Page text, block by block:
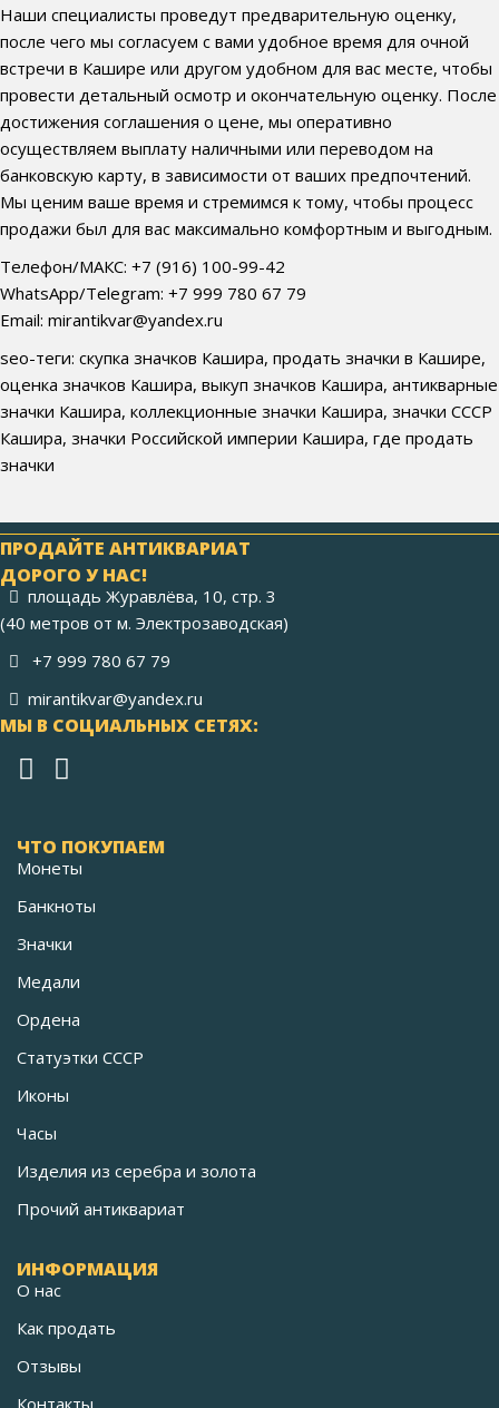
Наши специалисты проведут предварительную оценку,
после чего мы согласуем с вами удобное время для очной
встречи в Кашире или другом удобном для вас месте, чтобы
провести детальный осмотр и окончательную оценку. После
достижения соглашения о цене, мы оперативно
осуществляем выплату наличными или переводом на
банковскую карту, в зависимости от ваших предпочтений.
Мы ценим ваше время и стремимся к тому, чтобы процесс
продажи был для вас максимально комфортным и выгодным.
Телефон/МАКС: +7 (916) 100-99-42
WhatsApp/Telegram: +7 999 780 67 79
Email: mirantikvar@yandex.ru
seo-теги: скупка значков Кашира, продать значки в Кашире,
оценка значков Кашира, выкуп значков Кашира, антикварные
значки Кашира, коллекционные значки Кашира, значки СССР
Кашира, значки Российской империи Кашира, где продать
значки
ПРОДАЙТЕ АНТИКВАРИАТ
ДОРОГО У НАС!
площадь Журавлёва, 10, стр. 3
(40 метров от м. Электрозаводская)
+7 999 780 67 79
mirantikvar@yandex.ru
МЫ В СОЦИАЛЬНЫХ СЕТЯХ:
ЧТО ПОКУПАЕМ
Монеты
Банкноты
Значки
Медали
Ордена
Статуэтки СССР
Иконы
Часы
Изделия из серебра и золота
Прочий антиквариат
ИНФОРМАЦИЯ
О нас
Как продать
Отзывы
Контакты